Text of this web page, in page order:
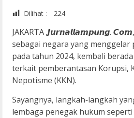
Dilihat :
224
JAKARTA .𝙅𝙪𝙧𝙣𝙖𝙡𝙡𝙖𝙢𝙥𝙪𝙣𝙜.
sebagai negara yang menggelar
pada tahun 2024, kembali
terkait pemberantasan Korupsi,
Nepotisme (KKN).
Sayangnya, langkah-langkah
lembaga penegak hukum seperti